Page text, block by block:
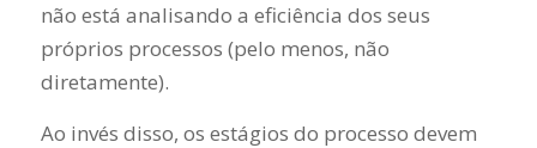
não está analisando a eficiência dos seus
próprios processos (pelo menos, não
diretamente).
Ao invés disso, os estágios do processo devem